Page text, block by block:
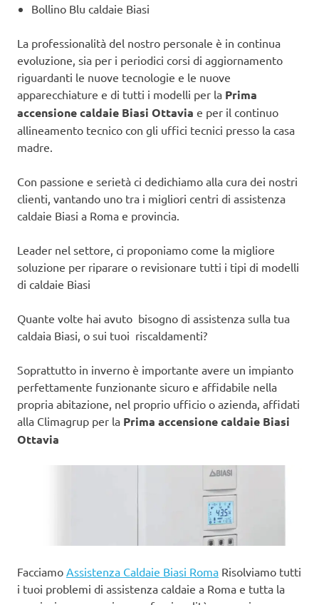
Bollino Blu caldaie Biasi
La professionalità del nostro personale è in continua
evoluzione, sia per i periodici corsi di aggiornamento
riguardanti le nuove tecnologie e le nuove
apparecchiature e di tutti i modelli per la Prima
accensione caldaie Biasi Ottavia e per il continuo
allineamento tecnico con gli uffici tecnici presso la casa
madre.
Con passione e serietà ci dedichiamo alla cura dei nostri
clienti, vantando uno tra i migliori centri di assistenza
caldaie Biasi a Roma e provincia.
Leader nel settore, ci proponiamo come la migliore
soluzione per riparare o revisionare tutti i tipi di modelli
di caldaie Biasi
Quante volte hai avuto bisogno di assistenza sulla tua
caldaia Biasi, o sui tuoi riscaldamenti?
Soprattutto in inverno è importante avere un impianto
perfettamente funzionante sicuro e affidabile nella
propria abitazione, nel proprio ufficio o azienda, affidati
alla Climagrup per la Prima accensione caldaie Biasi
Ottavia
Facciamo Assistenza Caldaie Biasi Roma Risolviamo tutti
i tuoi problemi di assistenza caldaie a Roma e tutta la